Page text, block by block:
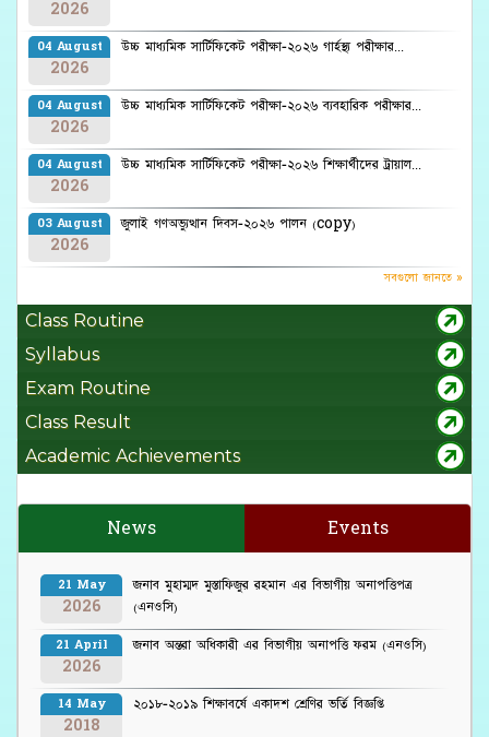
2026
04 August
2026
উচ্চ মাধ্যমিক সার্টিফিকেট পরীক্ষা-২০২৬ গার্হস্থ্য পরীক্ষার...
04 August
2026
উচ্চ মাধ্যমিক সার্টিফিকেট পরীক্ষা-২০২৬ ব্যবহারিক পরীক্ষার...
04 August
2026
উচ্চ মাধ্যমিক সার্টিফিকেট পরীক্ষা-২০২৬ শিক্ষার্থীদের ট্রায়াল...
03 August
2026
জুলাই গণঅভ্যুত্থান দিবস-২০২৬ পালন (copy)
সবগুলো জানতে »
Class Routine
Syllabus
Exam Routine
Class Result
Academic Achievements
News Events
21 May
2026
জনাব মুহাম্মদ মুস্তাফিজুর রহমান এর বিভাগীয় অনাপত্তিপত্র
(এনওসি)
21 April
2026
জনাব অন্তরা অধিকারী এর বিভাগীয় অনাপত্তি ফরম (এনওসি)
14 May
2018
২০১৮-২০১৯ শিক্ষাবর্ষে একাদশ শ্রেণির ভর্তি বিজ্ঞপ্তি